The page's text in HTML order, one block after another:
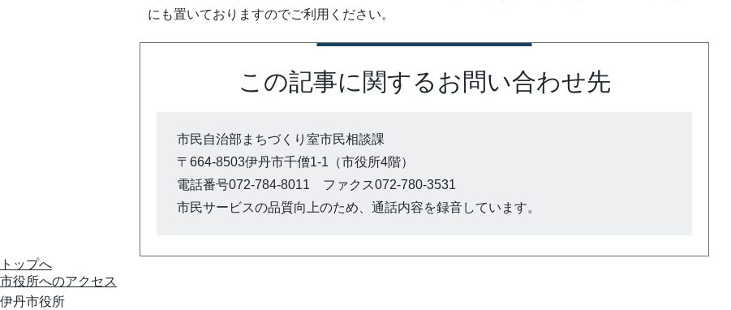
にも置いておりますのでご利用ください。
この記事に関するお問い合わせ先
市民自治部まちづくり室市民相談課
〒664-8503伊丹市千僧1-1（市役所4階）
電話番号072-784-8011 ファクス072-780-3531
市民サービスの品質向上のため、通話内容を録音しています。
トップへ
市役所へのアクセス
伊丹市役所